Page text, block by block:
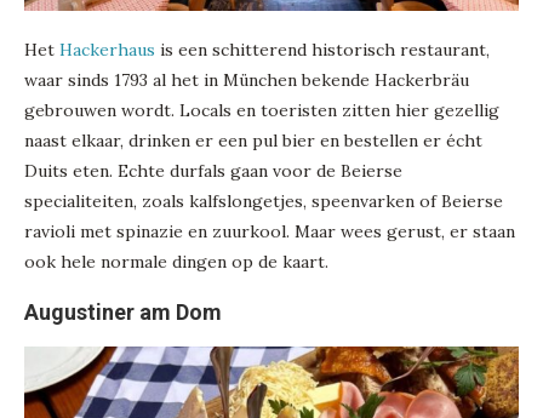
Het Hackerhaus is een schitterend historisch restaurant,
waar sinds 1793 al het in München bekende Hackerbräu
gebrouwen wordt. Locals en toeristen zitten hier gezellig
naast elkaar, drinken er een pul bier en bestellen er écht
Duits eten. Echte durfals gaan voor de Beierse
specialiteiten, zoals kalfslongetjes, speenvarken of Beierse
ravioli met spinazie en zuurkool. Maar wees gerust, er staan
ook hele normale dingen op de kaart.
Augustiner am Dom